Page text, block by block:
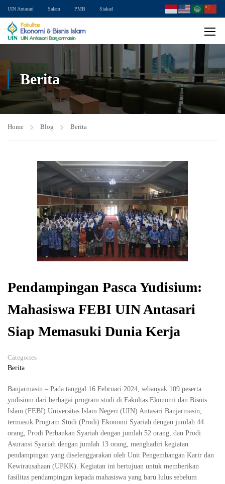
UIN Antasari Salam PMB Siakad
Berita
Home Blog Berita
Pendampingan Pasca Yudisium:
Mahasiswa FEBI UIN Antasari
Siap Memasuki Dunia Kerja
Categories
Berita
Banjarmasin – Pada tanggal 16 Februari 2024, sebanyak 109 peserta
yudisium dari berbagai program studi di Fakultas Ekonomi dan Bisnis
Islam (FEBI) Universitas Islam Negeri (UIN) Antasari Banjarmasin,
termasuk Program Studi (Prodi) Ekonomi Syariah dengan jumlah 44
orang, Prodi Perbankan Syariah dengan jumlah 52 orang, dan Prodi
Asuransi Syariah dengan jumlah 13 orang, menghadiri kegiatan
pendampingan yang diselenggarakan oleh Unit Pengembangan Karir dan
Kewirausahaan (UPKK). Kegiatan ini bertujuan untuk memberikan
fasilitas pendampingan kepada mahasiswa yang baru lulus sebelum